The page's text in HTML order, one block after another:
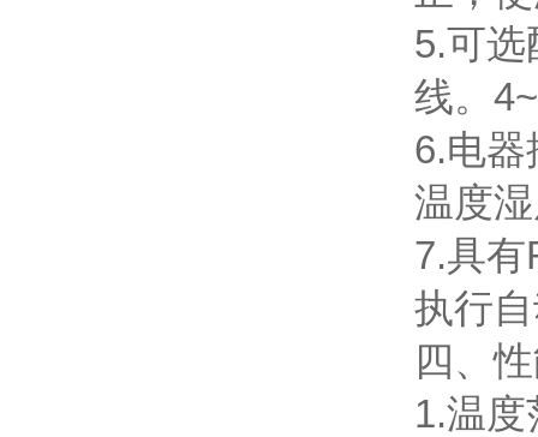
5.可
线。
6.电器
温度
7.具有
执行
四、
1.温